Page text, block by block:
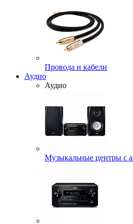
Провода и кабели
Аудио
Аудио
Музыкальные центры с